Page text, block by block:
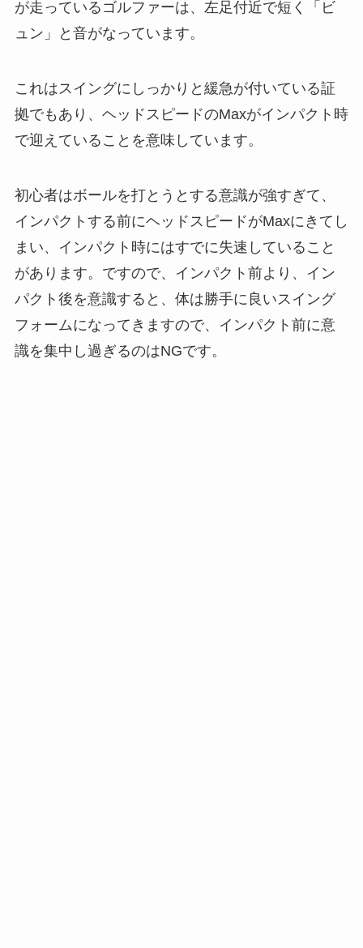
が走っているゴルファーは、左足付近で短く「ビ
ュン」と音がなっています。
これはスイングにしっかりと緩急が付いている証
拠でもあり、ヘッドスピードのMaxがインパクト時
で迎えていることを意味しています。
初心者はボールを打とうとする意識が強すぎて、
インパクトする前にヘッドスピードがMaxにきてし
まい、インパクト時にはすでに失速していること
があります。ですので、インパクト前より、イン
パクト後を意識すると、体は勝手に良いスイング
フォームになってきますので、インパクト前に意
識を集中し過ぎるのはNGです。